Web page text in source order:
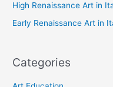
High Renaissance Art in
Early Renaissance Art in
Categories